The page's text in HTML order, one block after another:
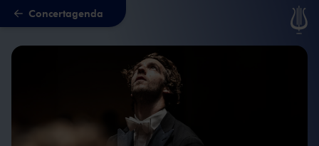
Naar hoofdcontent
Concertagenda